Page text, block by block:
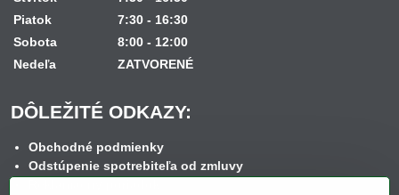
Piatok
7:30 - 16:30
Sobota
8:00 - 12:00
Nedeľa
ZATVORENÉ
DÔLEŽITÉ ODKAZY:
Obchodné podmienky
Odstúpenie spotrebiteľa od zmluvy